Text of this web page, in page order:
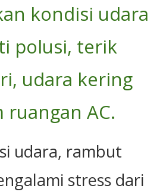
kondisi udara
polusi, terik
udara kering
ruangan AC.
udara, rambut
stress dari